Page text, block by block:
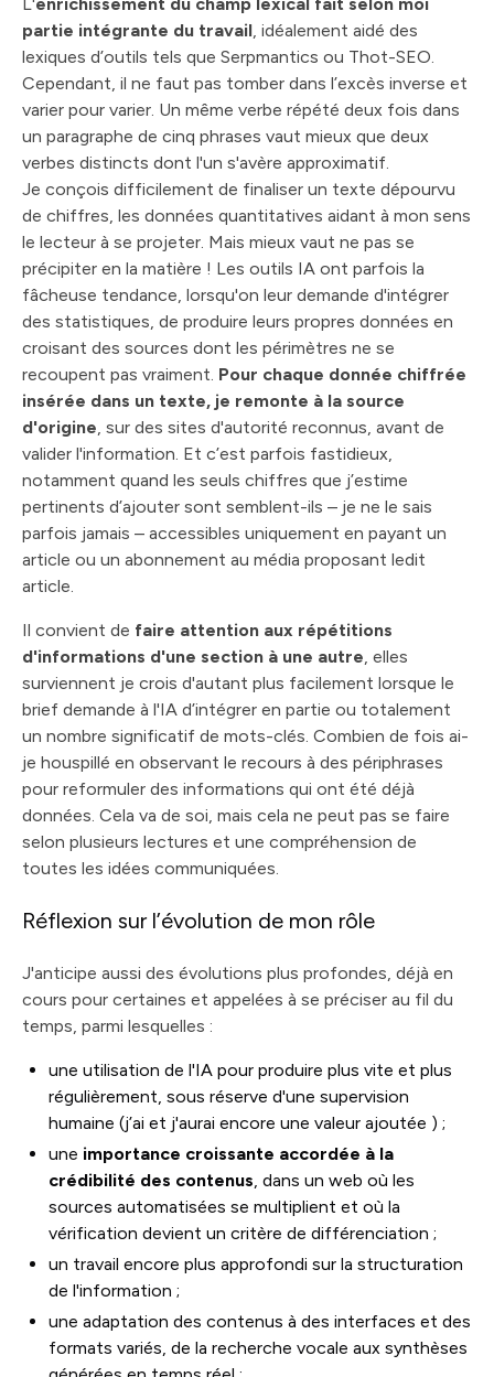
partie intégrante du travail, idéalement aidé des
lexiques d’outils tels que Serpmantics ou Thot-SEO.
Cependant, il ne faut pas tomber dans l’excès inverse et
varier pour varier. Un même verbe répété deux fois dans
un paragraphe de cinq phrases vaut mieux que deux
verbes distincts dont l'un s'avère approximatif.
Je conçois difficilement de finaliser un texte dépourvu
de chiffres, les données quantitatives aidant à mon sens
le lecteur à se projeter. Mais mieux vaut ne pas se
précipiter en la matière ! Les outils IA ont parfois la
fâcheuse tendance, lorsqu'on leur demande d'intégrer
des statistiques, de produire leurs propres données en
croisant des sources dont les périmètres ne se
recoupent pas vraiment. Pour chaque donnée chiffrée
insérée dans un texte, je remonte à la source
d'origine, sur des sites d'autorité reconnus, avant de
valider l'information. Et c’est parfois fastidieux,
notamment quand les seuls chiffres que j’estime
pertinents d’ajouter sont semblent-ils – je ne le sais
parfois jamais – accessibles uniquement en payant un
article ou un abonnement au média proposant ledit
article.
Il convient de faire attention aux répétitions
d'informations d'une section à une autre, elles
surviennent je crois d'autant plus facilement lorsque le
brief demande à l'IA d’intégrer en partie ou totalement
un nombre significatif de mots-clés. Combien de fois ai-
je houspillé en observant le recours à des périphrases
pour reformuler des informations qui ont été déjà
données. Cela va de soi, mais cela ne peut pas se faire
selon plusieurs lectures et une compréhension de
toutes les idées communiquées.
Réflexion sur l’évolution de mon rôle
J'anticipe aussi des évolutions plus profondes, déjà en
cours pour certaines et appelées à se préciser au fil du
temps, parmi lesquelles :
une utilisation de l'IA pour produire plus vite et plus
régulièrement, sous réserve d'une supervision
humaine (j’ai et j'aurai encore une valeur ajoutée ) ;
une importance croissante accordée à la
crédibilité des contenus, dans un web où les
sources automatisées se multiplient et où la
vérification devient un critère de différenciation ;
un travail encore plus approfondi sur la structuration
de l'information ;
une adaptation des contenus à des interfaces et des
formats variés, de la recherche vocale aux synthèses